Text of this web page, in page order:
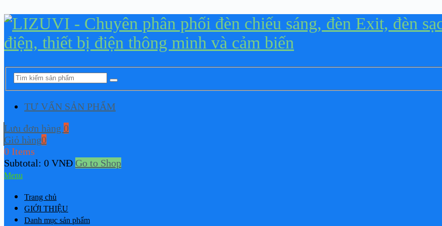
TƯ VẤN SẢN PHẨM
Lưu đơn hàng 0
Giỏ hàng0
0 Items
Subtotal: 0 VNĐ Go to Shop
Menu
Trang chủ
GIỚI THIỆU
Danh mục sản phẩm